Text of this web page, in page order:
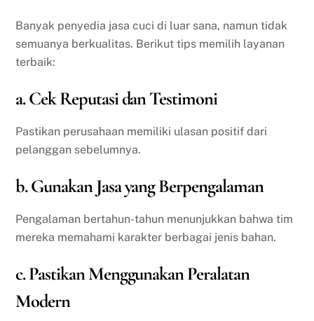
Banyak penyedia jasa cuci di luar sana, namun tidak
semuanya berkualitas. Berikut tips memilih layanan
terbaik:
a. Cek Reputasi dan Testimoni
Pastikan perusahaan memiliki ulasan positif dari
pelanggan sebelumnya.
b. Gunakan Jasa yang Berpengalaman
Pengalaman bertahun-tahun menunjukkan bahwa tim
mereka memahami karakter berbagai jenis bahan.
c. Pastikan Menggunakan Peralatan
Modern